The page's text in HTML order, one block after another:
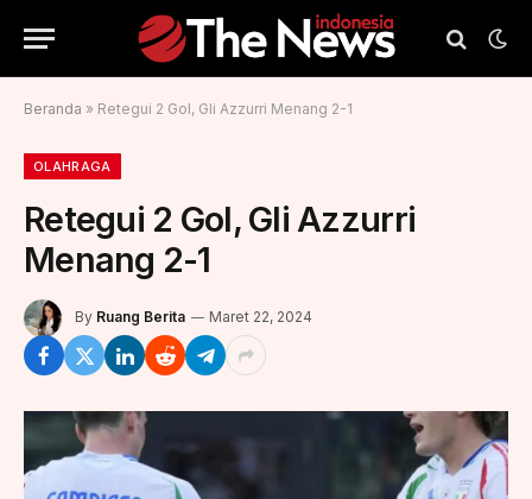
Beranda » Retegui 2 Gol, Gli Azzurri Menang 2-1
OLAHRAGA
Retegui 2 Gol, Gli Azzurri
Menang 2-1
By Ruang Berita Maret 22, 2024